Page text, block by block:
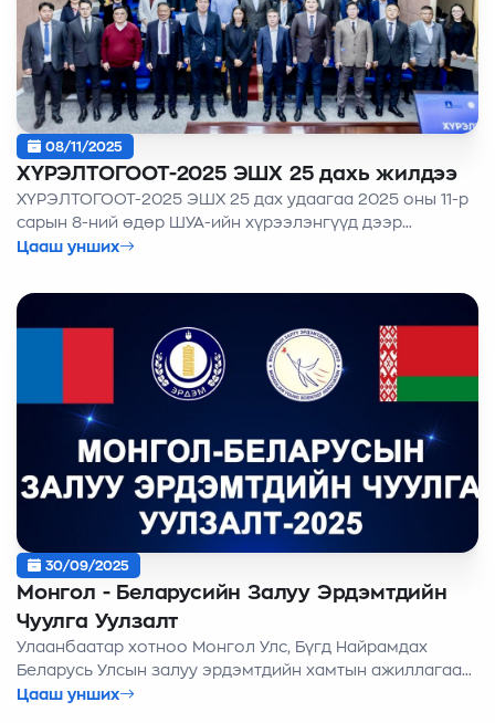
08/11/2025
ХҮРЭЛТОГООТ-2025 ЭШХ 25 дахь жилдээ
ХҮРЭЛТОГООТ-2025 ЭШХ 25 дах удаагаа 2025 оны 11-р
сарын 8-ний өдөр ШУА-ийн хүрээлэнгүүд дээр
амжилттай болж өнгөрлөө.
Цааш унших
30/09/2025
Монгол - Беларусийн Залуу Эрдэмтдийн
Чуулга Уулзалт
Улаанбаатар хотноо Монгол Улс, Бүгд Найрамдах
Беларусь Улсын залуу эрдэмтдийн хамтын ажиллагааг
өргөжүүлэх зорилготой “Монгол – Беларусийн Залуу
Цааш унших